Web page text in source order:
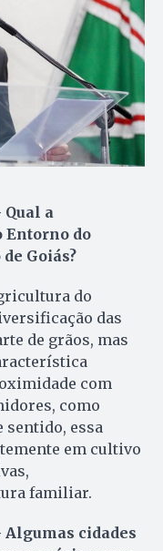
a
Entorno do
Goiás?
do
das
de grãos, mas
com
como
sentido, essa
em cultivo
familiar.
cidades